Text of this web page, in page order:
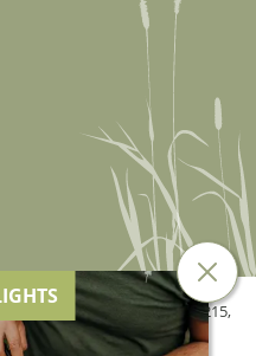
Doris, MwSt.-Nr. 02634840215,